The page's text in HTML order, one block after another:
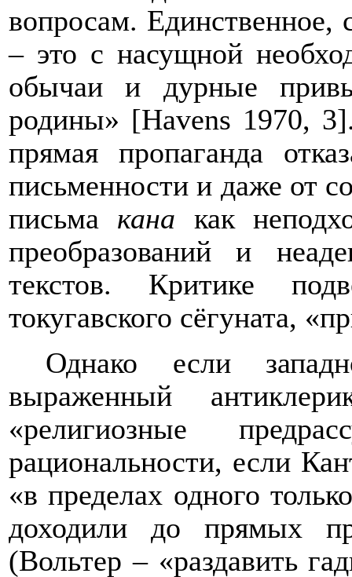
вопросам. Единственное,
– это с насущной
обычаи и дурные
родины» [Havens 1970,
прямая пропаганда
письменности и даже от
письма кана как
преобразований и
текстов. Критике
токугавского сёгуната,
Однако если
выраженный
«религиозные
рациональности, если
«в пределах одного
доходили до прямых
(Вольтер – «раздавить